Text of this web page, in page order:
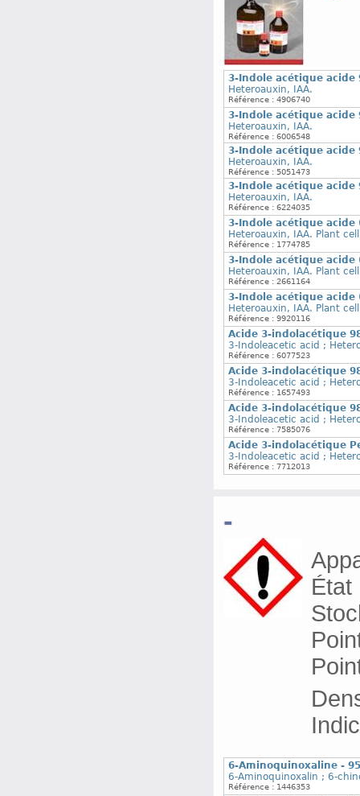
3-Indole acétique acide
Heteroauxin, IAA.
Référence : 4906740
3-Indole acétique acide
Heteroauxin, IAA.
Référence : 6006548
3-Indole acétique acide
Heteroauxin, IAA.
Référence : 5051473
3-Indole acétique acide
Heteroauxin, IAA.
Référence : 6224035
3-Indole acétique
Heteroauxin, IAA. Plant
Référence : 1774785
3-Indole acétique
Heteroauxin, IAA. Plant
Référence : 2661164
3-Indole acétique
Heteroauxin, IAA. Plant
Référence : 9920116
Acide 3-indolacétique
3-Indoleacetic acid ;
Référence : 6077523
Acide 3-indolacétique
3-Indoleacetic acid ;
Référence : 1657493
Acide 3-indolacétique
3-Indoleacetic acid ;
Référence : 7585076
Acide 3-indolacétique
3-Indoleacetic acid ;
Référence : 7712013
-
État
6-Aminoquinoxaline -
6-Aminoquinoxalin ; 6-
Référence : 1446353